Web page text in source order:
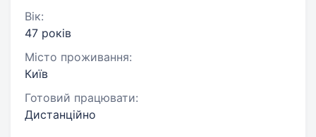
Вік:
47 років
Місто проживання:
Київ
Готовий працювати:
Дистанційно